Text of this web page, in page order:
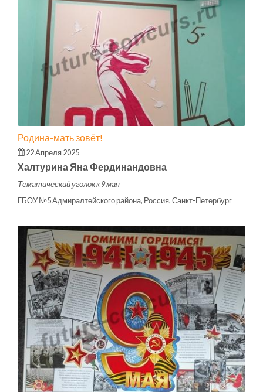
Родина-мать зовёт!
22 Апреля 2025
Халтурина Яна Фердинандовна
Тематический уголок к 9 мая
ГБОУ №5 Адмиралтейского района, Россия, Санкт-Петербург